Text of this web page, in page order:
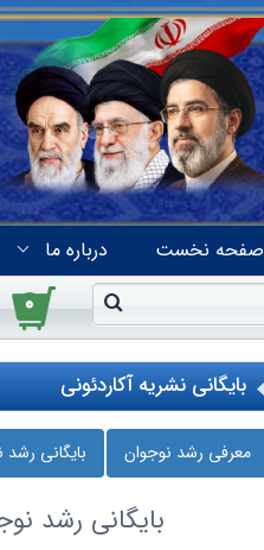
صفحه نخست درباره ما
۰
بایگانی نشریه آکاردئونی
معرفی رشد نوجوان بایگانی رشد
بایگانی رشد